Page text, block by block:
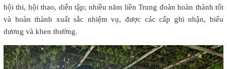
hội thi, hội thao, diễn tập; nhiều năm liền Trung đoàn hoàn thành tốt
và hoàn thành xuất sắc nhiệm vụ, được các cấp ghi nhận, biểu
dương và khen thưởng.